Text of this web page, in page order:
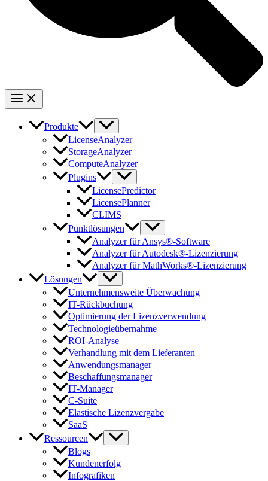
Produkte
LicenseAnalyzer
StorageAnalyzer
ComputeAnalyzer
Plugins
LicensePredictor
LicensePlanner
CLIMS
Punktlösungen
Analyzer für Ansys®-Software
Analyzer für Autodesk®-Lizenzierung
Analyzer für MathWorks®-Lizenzierung
Lösungen
Unternehmensweite Überwachung
IT-Rückbuchung
Optimierung der Lizenzverwendung
Technologieübernahme
ROI-Analyse
Verhandlung mit dem Lieferanten
Anwendungsmanager
Beschaffungsmanager
IT-Manager
C-Suite
Elastische Lizenzvergabe
SaaS
Ressourcen
Blogs
Kundenerfolg
Infografiken